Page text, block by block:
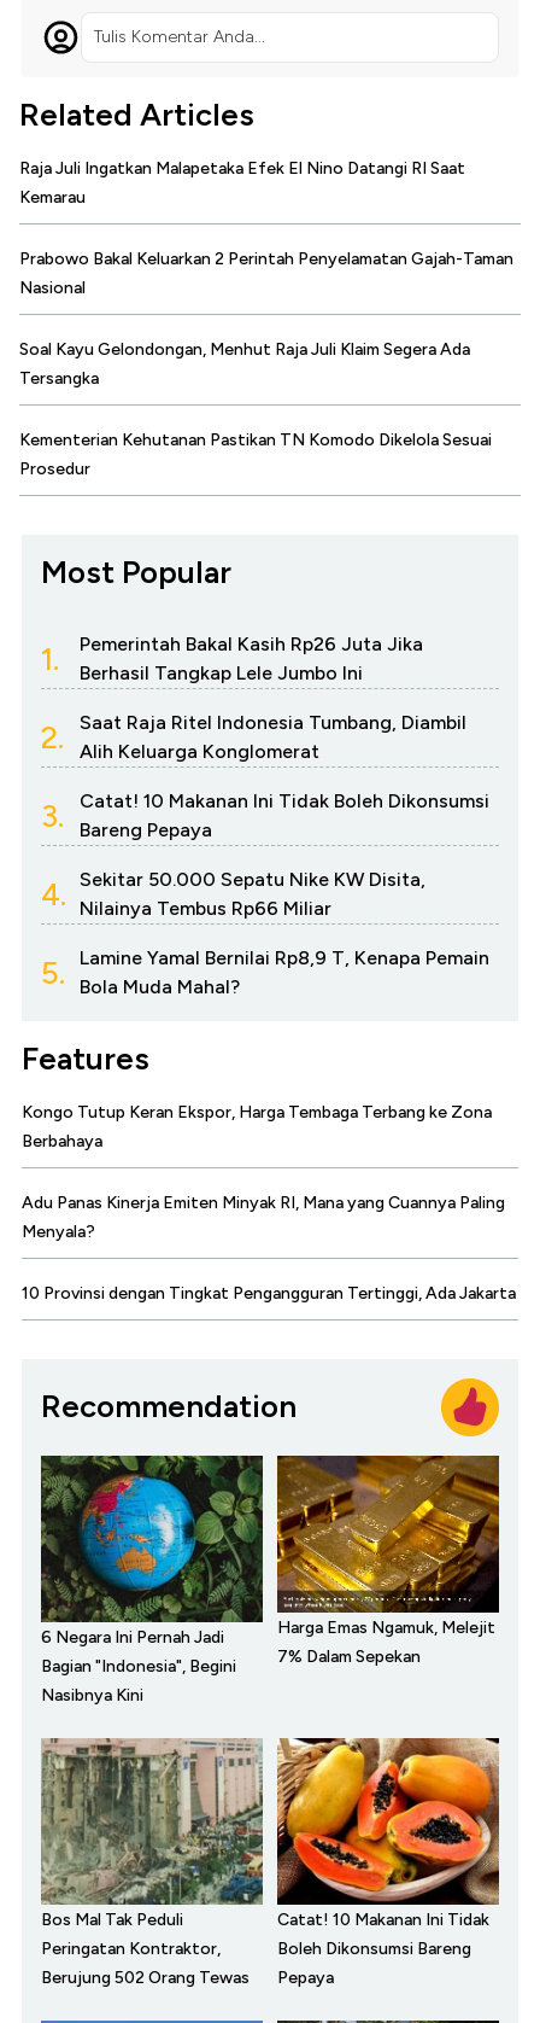
Tulis Komentar Anda...
Related Articles
Raja Juli Ingatkan Malapetaka Efek El Nino Datangi RI Saat
Kemarau
Prabowo Bakal Keluarkan 2 Perintah Penyelamatan Gajah-Taman
Nasional
Soal Kayu Gelondongan, Menhut Raja Juli Klaim Segera Ada
Tersangka
Kementerian Kehutanan Pastikan TN Komodo Dikelola Sesuai
Prosedur
Most Popular
1.
Pemerintah Bakal Kasih Rp26 Juta Jika
Berhasil Tangkap Lele Jumbo Ini
2.
Saat Raja Ritel Indonesia Tumbang, Diambil
Alih Keluarga Konglomerat
3.
Catat! 10 Makanan Ini Tidak Boleh Dikonsumsi
Bareng Pepaya
4.
Sekitar 50.000 Sepatu Nike KW Disita,
Nilainya Tembus Rp66 Miliar
5.
Lamine Yamal Bernilai Rp8,9 T, Kenapa Pemain
Bola Muda Mahal?
Features
Kongo Tutup Keran Ekspor, Harga Tembaga Terbang ke Zona
Berbahaya
Adu Panas Kinerja Emiten Minyak RI, Mana yang Cuannya Paling
Menyala?
10 Provinsi dengan Tingkat Pengangguran Tertinggi, Ada Jakarta
Recommendation
6 Negara Ini Pernah Jadi
Bagian "Indonesia", Begini
Nasibnya Kini
Harga Emas Ngamuk, Melejit
7% Dalam Sepekan
Bos Mal Tak Peduli
Peringatan Kontraktor,
Berujung 502 Orang Tewas
Catat! 10 Makanan Ini Tidak
Boleh Dikonsumsi Bareng
Pepaya